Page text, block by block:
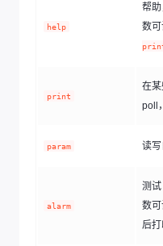
help
帮
数
print
在
poll
param 读
alarm
测
数
后打